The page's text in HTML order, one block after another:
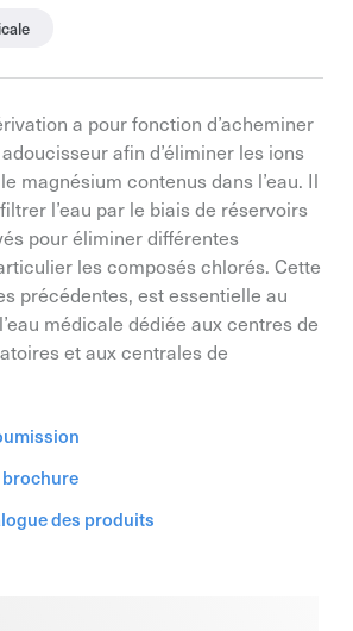
a pour fonction d’acheminer
afin d’éliminer les ions
magnésium contenus dans l’eau. Il
l’eau par le biais de réservoirs
pour éliminer différentes
les composés chlorés. Cette
précédentes, est essentielle au
médicale dédiée aux centres de
et aux centrales de
brochure
des produits